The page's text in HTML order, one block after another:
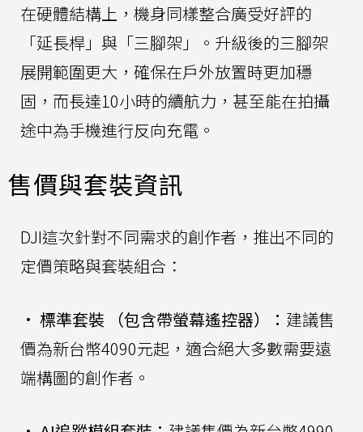
在硬體結構上，機身同樣整合廣受好評的
「延長桿」與「三腳架」。升級後的三腳架
展開範圍更大，確保在戶外放置時更加穩
固，而長達10小時的續航力，甚至能在拍攝
途中為手機進行反向充電。
售價與套裝資訊
DJI這次針對不同需求的創作者，推出不同的
定價策略與套裝組合：
• 標準套裝 （包含帶螢幕遙控器）： 建議售
價為新台幣4090元起，適合絕大多數需要遠
端構圖的創作者。